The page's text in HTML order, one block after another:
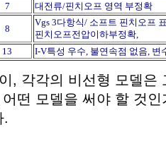
7 대전류/핀치오프 영역 부정확
8
Vgs 3다항식/ 소프트 핀치오프
핀치오프전압이하부정확,
13 I-V특성 우수, 불연속점 없음, 변
, 각각의 비선형 모델은
떤 모델을 써야 할 것
.